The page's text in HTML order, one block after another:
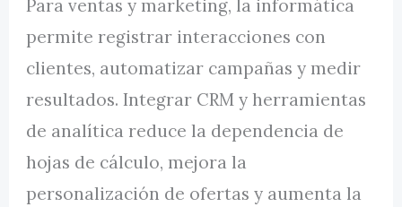
Para ventas y marketing, la informática
permite registrar interacciones con
clientes, automatizar campañas y medir
resultados. Integrar CRM y herramientas
de analítica reduce la dependencia de
hojas de cálculo, mejora la
personalización de ofertas y aumenta la